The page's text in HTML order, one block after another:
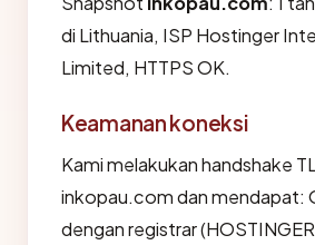
di Lithuania, ISP Hostinger
Limited, HTTPS OK.
Keamanan koneksi
Kami melakukan handshake
inkopau.com dan mendapat:
dengan registrar